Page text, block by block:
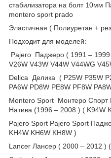
стабилизатора на болт 10мм
montero sport prado
Эластичная ( Полиуретан +
Подходит для моделей:
Pajero Паджеро ( 1991 –
V26W V43W V44W V44WG
Delica Делика ( P25W P35W
PA6W PD8W PE8W PF8W
Montero Sport Монтеро Спорт
Натива (1996 – 2008 ) ( K94W
Pajero Sport Pajero Sport
KH4W KH6W KH8W )
Lancer Лансер ( 2000 – 2012 )